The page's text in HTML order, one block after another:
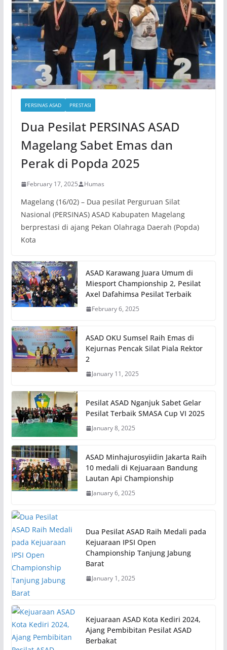
PERSINAS ASAD PRESTASI
Dua Pesilat PERSINAS ASAD
Magelang Sabet Emas dan
Perak di Popda 2025
February 17, 2025 Humas
Magelang (16/02) – Dua pesilat Perguruan Silat
Nasional (PERSINAS) ASAD Kabupaten Magelang
berprestasi di ajang Pekan Olahraga Daerah (Popda)
Kota
ASAD Karawang Juara Umum di
Miesport Championship 2, Pesilat
Axel Dafahimsa Pesilat Terbaik
February 6, 2025
ASAD OKU Sumsel Raih Emas di
Kejurnas Pencak Silat Piala Rektor
2
January 11, 2025
Pesilat ASAD Nganjuk Sabet Gelar
Pesilat Terbaik SMASA Cup VI 2025
January 8, 2025
ASAD Minhajurosyiidin Jakarta Raih
10 medali di Kejuaraan Bandung
Lautan Api Championship
January 6, 2025
Dua Pesilat ASAD Raih Medali pada
Kejuaraan IPSI Open
Championship Tanjung Jabung
Barat
January 1, 2025
Kejuaraan ASAD Kota Kediri 2024,
Ajang Pembibitan Pesilat ASAD
Berbakat